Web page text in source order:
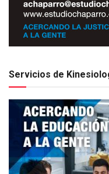
Servicios de